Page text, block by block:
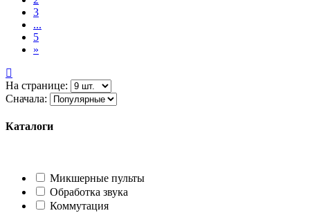
3
...
5
»
На странице:
Сначала:
Каталоги
Микшерные пульты
Обработка звука
Коммутация